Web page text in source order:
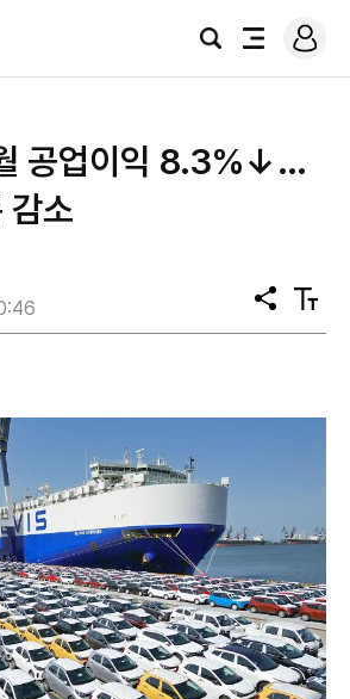
검
전
로
그
공업이익 8.3%↓…
감소
공
유
텍
스